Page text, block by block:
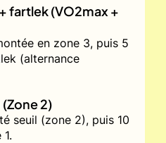
fartlek (VO2max +
en zone 3, puis 5
(alternance
2)
seuil (zone 2), puis 10